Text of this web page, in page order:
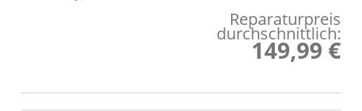
Reparaturpreis
durchschnittlich:
149,99 €